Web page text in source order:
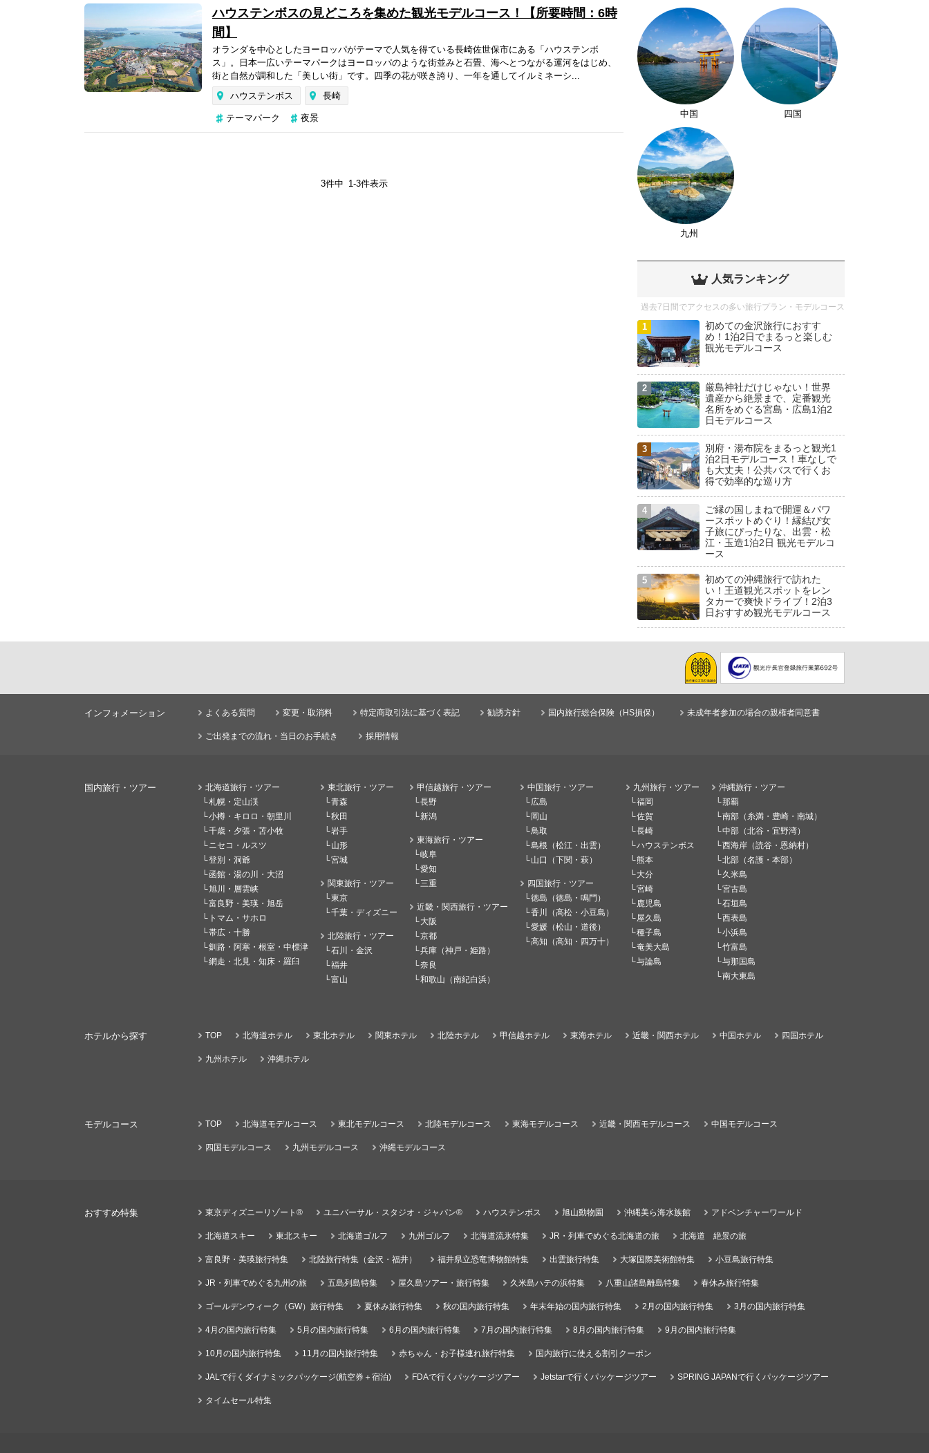
ハウステンボスの見どころを集めた観光モデルコース！【所要時間：6時
間】
オランダを中心としたヨーロッパがテーマで人気を得ている長崎佐世保市にある「ハウステンボ
ス」。日本一広いテーマパークはヨーロッパのような街並みと石畳、海へとつながる運河をはじめ、
街と自然が調和した「美しい街」です。四季の花が咲き誇り、一年を通してイルミネーシ...
ハウステンボス
長崎
テーマパーク 夜景
3件中 1-3件表示
中国 四国
九州
人気ランキング
過去7日間でアクセスの多い旅行プラン・モデルコース
初めての金沢旅行におすす
め！1泊2日でまるっと楽しむ
観光モデルコース
厳島神社だけじゃない！世界
遺産から絶景まで、定番観光
名所をめぐる宮島・広島1泊2
日モデルコース
別府・湯布院をまるっと観光1
泊2日モデルコース！車なしで
も大丈夫！公共バスで行くお
得で効率的な巡り方
ご縁の国しまねで開運＆パワ
ースポットめぐり！縁結び女
子旅にぴったりな、出雲・松
江・玉造1泊2日 観光モデルコ
ース
初めての沖縄旅行で訪れた
い！王道観光スポットをレン
タカーで爽快ドライブ！2泊3
日おすすめ観光モデルコース
インフォメーション よくある質問 変更・取消料 特定商取引法に基づく表記 勧誘方針 国内旅行総合保険（HS損保） 未成年者参加の場合の親権者同意書
ご出発までの流れ・当日のお手続き 採用情報
国内旅行・ツアー
北海道旅行・ツアー
札幌・定山渓
小樽・キロロ・朝里川
千歳・夕張・苫小牧
ニセコ・ルスツ
登別・洞爺
函館・湯の川・大沼
旭川・層雲峡
富良野・美瑛・旭岳
トマム・サホロ
帯広・十勝
釧路・阿寒・根室・中標津
網走・北見・知床・羅臼
東北旅行・ツアー
青森
秋田
岩手
山形
宮城
関東旅行・ツアー
東京
千葉・ディズニー
北陸旅行・ツアー
石川・金沢
福井
富山
甲信越旅行・ツアー
長野
新潟
東海旅行・ツアー
岐阜
愛知
三重
近畿・関西旅行・ツアー
大阪
京都
兵庫（神戸・姫路）
奈良
和歌山（南紀白浜）
中国旅行・ツアー
広島
岡山
鳥取
島根（松江・出雲）
山口（下関・萩）
四国旅行・ツアー
徳島（徳島・鳴門）
香川（高松・小豆島）
愛媛（松山・道後）
高知（高知・四万十）
九州旅行・ツアー
福岡
佐賀
長崎
ハウステンボス
熊本
大分
宮崎
鹿児島
屋久島
種子島
奄美大島
与論島
沖縄旅行・ツアー
那覇
南部（糸満・豊崎・南城）
中部（北谷・宜野湾）
西海岸（読谷・恩納村）
北部（名護・本部）
久米島
宮古島
石垣島
西表島
小浜島
竹富島
与那国島
南大東島
ホテルから探す TOP 北海道ホテル 東北ホテル 関東ホテル 北陸ホテル 甲信越ホテル 東海ホテル 近畿・関西ホテル 中国ホテル 四国ホテル
九州ホテル 沖縄ホテル
モデルコース TOP 北海道モデルコース 東北モデルコース 北陸モデルコース 東海モデルコース 近畿・関西モデルコース 中国モデルコース
四国モデルコース 九州モデルコース 沖縄モデルコース
おすすめ特集 東京ディズニーリゾート® ユニバーサル・スタジオ・ジャパン® ハウステンボス 旭山動物園 沖縄美ら海水族館 アドベンチャーワールド
北海道スキー 東北スキー 北海道ゴルフ 九州ゴルフ 北海道流氷特集 JR・列車でめぐる北海道の旅 北海道 絶景の旅
富良野・美瑛旅行特集 北陸旅行特集（金沢・福井） 福井県立恐竜博物館特集 出雲旅行特集 大塚国際美術館特集 小豆島旅行特集
JR・列車でめぐる九州の旅 五島列島特集 屋久島ツアー・旅行特集 久米島ハテの浜特集 八重山諸島離島特集 春休み旅行特集
ゴールデンウィーク（GW）旅行特集 夏休み旅行特集 秋の国内旅行特集 年末年始の国内旅行特集 2月の国内旅行特集 3月の国内旅行特集
4月の国内旅行特集 5月の国内旅行特集 6月の国内旅行特集 7月の国内旅行特集 8月の国内旅行特集 9月の国内旅行特集
10月の国内旅行特集 11月の国内旅行特集 赤ちゃん・お子様連れ旅行特集 国内旅行に使える割引クーポン
JALで行くダイナミックパッケージ(航空券＋宿泊) FDAで行くパッケージツアー Jetstarで行くパッケージツアー SPRING JAPANで行くパッケージツアー
タイムセール特集